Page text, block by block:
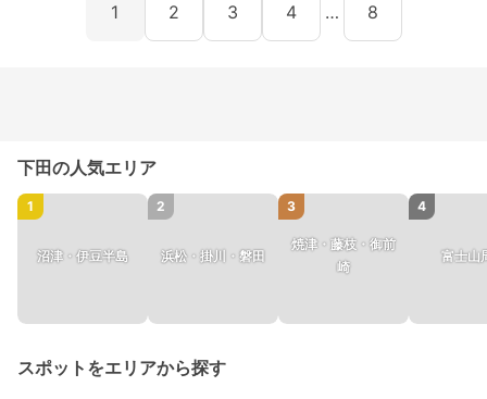
1 2 3 4 … 8
下田の人気エリア
1
沼津・伊豆半島
2
浜松・掛川・磐田
3
焼津・藤枝・御前
崎
4
富士山
スポットをエリアから探す